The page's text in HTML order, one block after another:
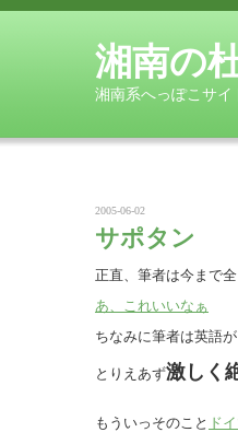
湘南の
湘南系へっぽこサイ
2005-06-02
サポタン
正直、筆者は今まで
あ、これいいなぁ
ちなみに筆者は英語
とりえあず激しく
もういっそのこと ド